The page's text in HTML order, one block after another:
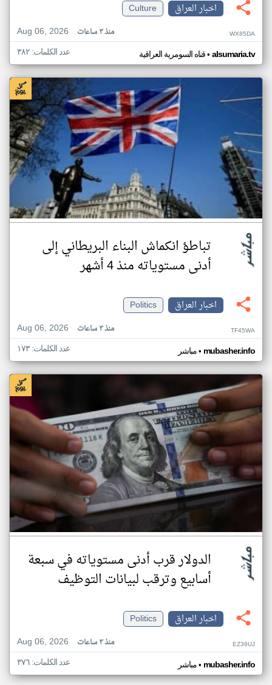
اخبار العراق
Culture
Aug 06, 2026
منذ ٣ ساعات WX85DA
قناه السومرية العراقية• alsumaria.tv عدد الكلمات: ٣٨٢
تباطؤ انكماش البناء البريطاني إلى
أدنى مستوياته منذ 4 أشهر
اخبار العراق
Politics
Aug 06, 2026
منذ ٣ ساعات TF45WA
مباشر• mubasher.info عدد الكلمات: ١٧٣
الدولار قرب أدنى مستوياته في سبعة
أسابيع وترقب لبيانات التوظيف
اخبار العراق
Politics
Aug 06, 2026
منذ ٣ ساعات EZ39UJ
مباشر• mubasher.info عدد الكلمات: ٣٧٦